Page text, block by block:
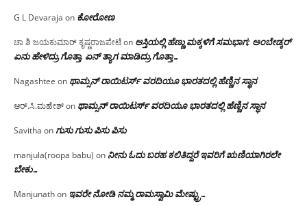
G L Devaraja on ಕೋರೋಣ
ಚಾ ಶಿ ಜಯಕುಮಾರ್ ಕೃಷ್ಣರಾಜಪೇಟೆon ಆಸ್ತಿಯಲ್ಲಿ ಹೆಣ್ಣು ಮಕ್ಕಳಿಗೆ ಸಮಭಾಗ; ಅಂಬೇಡ್ಕರ್
ಏನು ಹೇಳಿದ್ರು ಗೊತ್ತಾ, ಏನ್ ತ್ಯಾಗ ಮಾಡಿದ್ರು ಗೊತ್ತಾ…
Nagashtee on ಥಾಮ್ಸನ್ ರಾಯಿಟರ್ಸ್ ವರದಿಯೂ ಭಾರತದಲ್ಲಿ ಹೆಣ್ಣಿನ ಸ್ಥಾನ‌
ಆರ್.ಸಿ.ಮಹೇಶ್on ಥಾಮ್ಸನ್ ರಾಯಿಟರ್ಸ್ ವರದಿಯೂ ಭಾರತದಲ್ಲಿ ಹೆಣ್ಣಿನ ಸ್ಥಾನ‌
Savitha onಗುಸು ಗುಸು ಪಿಸು ಪಿಸು
manjula(roopa babu) on ನೀನು ಓದು ಬರಹ ಕಲಿತಿದ್ದರೆ ಇವರಿಗೆ ಋಣಿಯಾಗಿರಲೇ
ಬೇಕು…
Manjunathon ಇವರೇ‌ ನೋಡಿ‌ ನಮ್ಮ‌ ರಾಮಸ್ವಾಮಿ ಮೇಷ್ಟ್ರು…